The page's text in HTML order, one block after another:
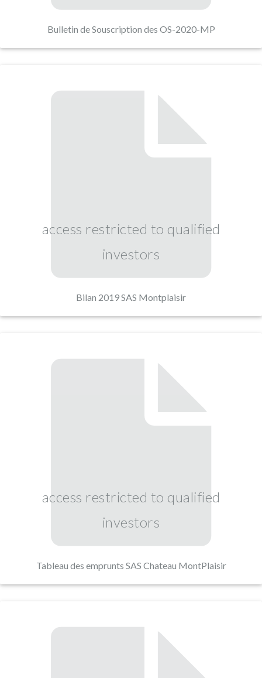
Bulletin de Souscription des OS-2020-MP
access restricted to qualified
investors
Bilan 2019 SAS Montplaisir
access restricted to qualified
investors
Tableau des emprunts SAS Chateau MontPlaisir